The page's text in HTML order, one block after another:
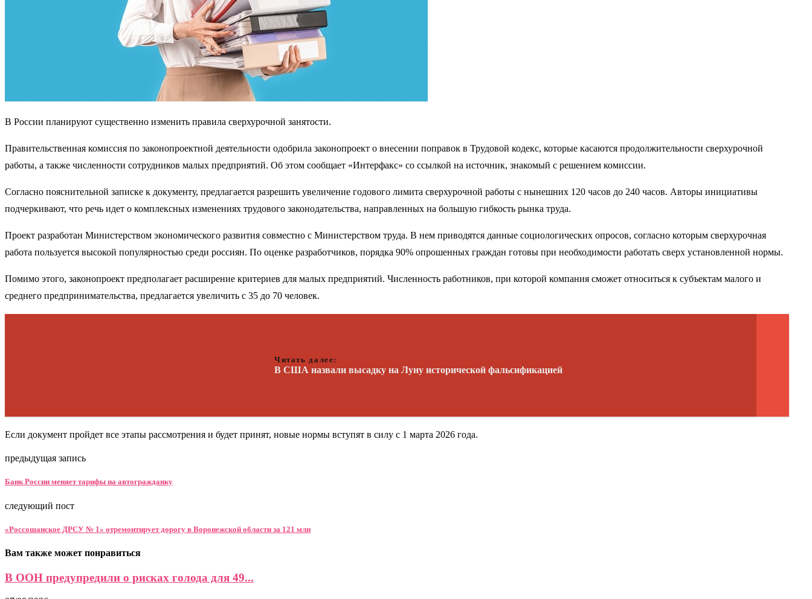
В России планируют существенно изменить правила сверхурочной занятости.
Правительственная комиссия по законопроектной деятельности одобрила законопроект о внесении поправок в Трудовой кодекс, которые касаются продолжительности сверхурочной
работы, а также численности сотрудников малых предприятий. Об этом сообщает «Интерфакс» со ссылкой на источник, знакомый с решением комиссии.
Согласно пояснительной записке к документу, предлагается разрешить увеличение годового лимита сверхурочной работы с нынешних 120 часов до 240 часов. Авторы инициативы
подчеркивают, что речь идет о комплексных изменениях трудового законодательства, направленных на большую гибкость рынка труда.
Проект разработан Министерством экономического развития совместно с Министерством труда. В нем приводятся данные социологических опросов, согласно которым сверхурочная
работа пользуется высокой популярностью среди россиян. По оценке разработчиков, порядка 90% опрошенных граждан готовы при необходимости работать сверх установленной нормы.
Помимо этого, законопроект предполагает расширение критериев для малых предприятий. Численность работников, при которой компания сможет относиться к субъектам малого и
среднего предпринимательства, предлагается увеличить с 35 до 70 человек.
Читать далее:
В США назвали высадку на Луну исторической фальсификацией
Если документ пройдет все этапы рассмотрения и будет принят, новые нормы вступят в силу с 1 марта 2026 года.
предыдущая запись
Банк России меняет тарифы на автогражданку
следующий пост
«Россошанское ДРСУ № 1» отремонтирует дорогу в Воронежской области за 121 млн
Вам также может понравиться
В ООН предупредили о рисках голода для 49...